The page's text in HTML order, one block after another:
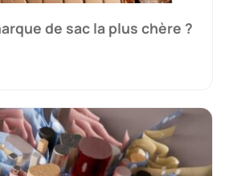
de sac la plus chère ?